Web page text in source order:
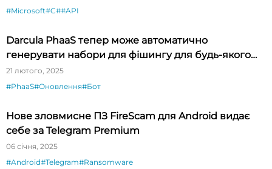
#Microsoft#C##API
Darcula PhaaS тепер може автоматично
генерувати набори для фішингу для будь-якого
бренду
21 лютого, 2025
#PhaaS#Оновлення#Бот
Нове зловмисне ПЗ FireScam для Android видає
себе за Telegram Premium
06 січня, 2025
#Android#Telegram#Ransomware